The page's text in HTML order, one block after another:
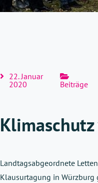
22. Januar
2020
Beiträge
Landtagsabgeordnete
Klausurtagung in Würzburg